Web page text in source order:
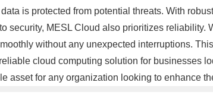
is protected from potential threats. With
security, MESL Cloud also prioritizes
without any unexpected interruptions.
cloud computing solution for businesses
asset for any organization looking to enhance